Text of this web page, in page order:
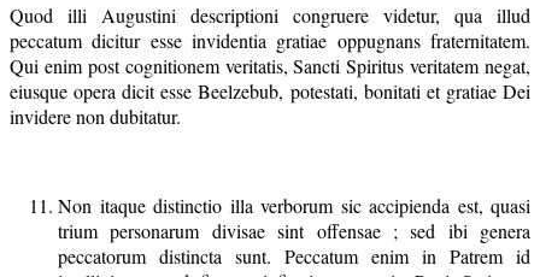
Quod illi Augustini descriptioni congruere videtur, qua illud
peccatum dicitur esse invidentia gratiae oppugnans fraternitatem.
Qui enim post cognitionem veritatis, Sancti Spiritus veritatem negat,
eiusque opera dicit esse Beelzebub, potestati, bonitati et gratiae Dei
invidere non dubitatur.
Non itaque distinctio illa verborum sic accipienda est, quasi
trium personarum divisae sint offensae ; sed ibi genera
peccatorum distincta sunt. Peccatum enim in Patrem id